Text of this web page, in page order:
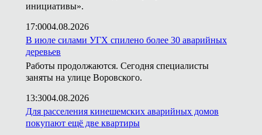
инициативы».
17:0004.08.2026
В июле силами УГХ спилено более 30 аварийных
деревьев
Работы продолжаются. Сегодня специалисты
заняты на улице Воровского.
13:3004.08.2026
Для расселения кинешемских аварийных домов
покупают ещё две квартиры